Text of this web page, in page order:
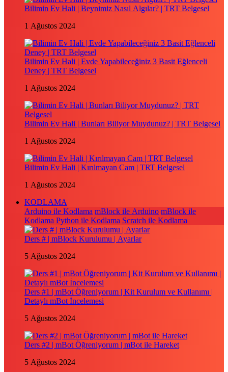
Bilimin Ev Hali | Beynimiz Nasıl Algılar? | TRT Belgesel
1 Ağustos 2024
Bilimin Ev Hali | Evde Yapabileceğiniz 3 Basit Eğlenceli
Deney | TRT Belgesel
1 Ağustos 2024
Bilimin Ev Hali | Bunları Biliyor Muydunuz? | TRT Belgesel
1 Ağustos 2024
Bilimin Ev Hali | Kırılmayan Cam | TRT Belgesel
1 Ağustos 2024
KODLAMA
Arduino ile Kodlama mBlock ile Arduino mBlock ile
Kodlama Python ile Kodlama Scratch ile Kodlama
Ders # | mBlock Kurulumu | Ayarlar
5 Ağustos 2024
Ders #1 | mBot Öğreniyorum | Kit Kurulum ve Kullanımı |
Detaylı mBot İncelemesi
5 Ağustos 2024
Ders #2 | mBot Öğreniyorum | mBot ile Hareket
5 Ağustos 2024